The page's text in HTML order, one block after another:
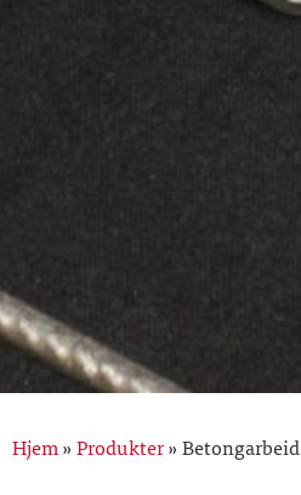
Hjem»Produkter»Betongarbeid